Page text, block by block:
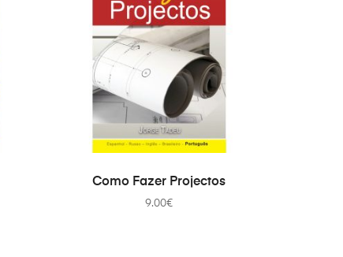
IN DEN WARENKORB
Como Fazer Projectos
9.00€